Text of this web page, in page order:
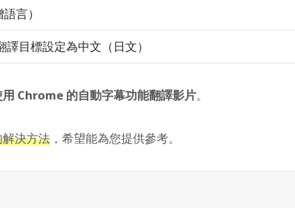
言）
目標設定為中文（日文）
Chrome 的自動字幕功能翻譯影片。
決方法 ，希望能為您提供參考。